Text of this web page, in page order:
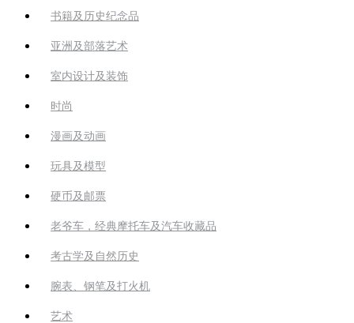
书籍及历史纪念品
亚洲及部落艺术
室内设计及装饰
时尚
漫画及动画
玩具及模型
硬币及邮票
老爷车，经典摩托车及汽车收藏品
考古学及自然历史
腕表、钢笔及打火机
艺术